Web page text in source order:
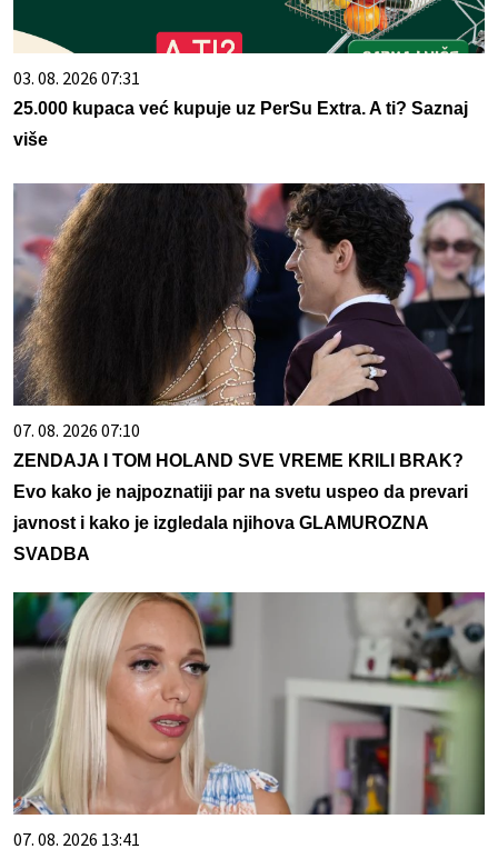
03. 08. 2026 07:31
25.000 kupaca već kupuje uz PerSu Extra. A ti? Saznaj
više
07. 08. 2026 07:10
ZENDAJA I TOM HOLAND SVE VREME KRILI BRAK?
Evo kako je najpoznatiji par na svetu uspeo da prevari
javnost i kako je izgledala njihova GLAMUROZNA
SVADBA
07. 08. 2026 13:41